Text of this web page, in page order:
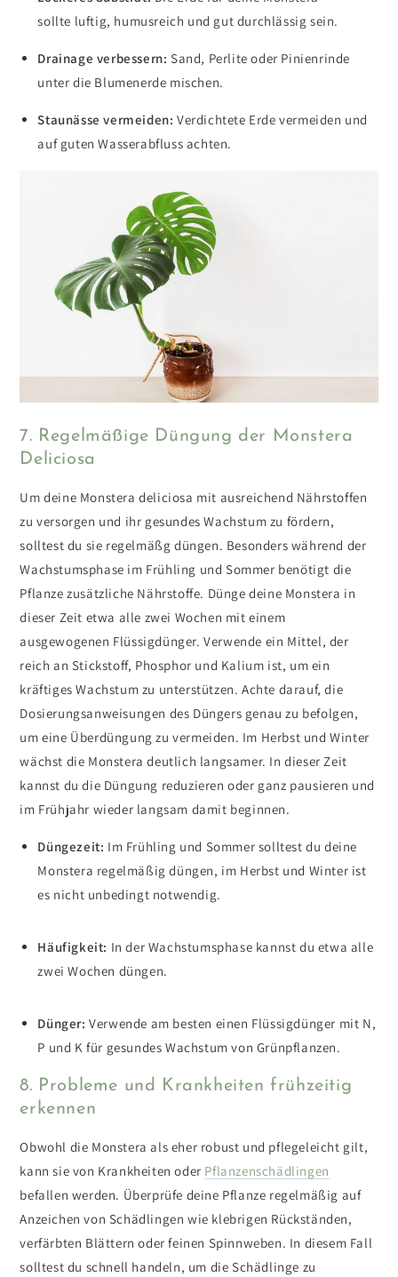
sollte luftig, humusreich und gut durchlässig sein.
Drainage verbessern: Sand, Perlite oder Pinienrinde
unter die Blumenerde mischen.
Staunässe vermeiden: Verdichtete Erde vermeiden und
auf guten Wasserabfluss achten.
7. Regelmäßige Düngung der Monstera
Deliciosa
Um deine Monstera deliciosa mit ausreichend Nährstoffen
zu versorgen und ihr gesundes Wachstum zu fördern,
solltest du sie regelmäßg düngen. Besonders während der
Wachstumsphase im Frühling und Sommer benötigt die
Pflanze zusätzliche Nährstoffe. Dünge deine Monstera in
dieser Zeit etwa alle zwei Wochen mit einem
ausgewogenen Flüssigdünger. Verwende ein Mittel, der
reich an Stickstoff, Phosphor und Kalium ist, um ein
kräftiges Wachstum zu unterstützen. Achte darauf, die
Dosierungsanweisungen des Düngers genau zu befolgen,
um eine Überdüngung zu vermeiden. Im Herbst und Winter
wächst die Monstera deutlich langsamer. In dieser Zeit
kannst du die Düngung reduzieren oder ganz pausieren und
im Frühjahr wieder langsam damit beginnen.
Düngezeit: Im Frühling und Sommer solltest du deine
Monstera regelmäßig düngen, im Herbst und Winter ist
es nicht unbedingt notwendig.
Häufigkeit: In der Wachstumsphase kannst du etwa alle
zwei Wochen düngen.
Dünger: Verwende am besten einen Flüssigdünger mit N,
P und K für gesundes Wachstum von Grünpflanzen.
8. Probleme und Krankheiten frühzeitig
erkennen
Obwohl die Monstera als eher robust und pflegeleicht gilt,
kann sie von Krankheiten oder Pflanzenschädlingen
befallen werden. Überprüfe deine Pflanze regelmäßig auf
Anzeichen von Schädlingen wie klebrigen Rückständen,
verfärbten Blättern oder feinen Spinnweben. In diesem Fall
solltest du schnell handeln, um die Schädlinge zu